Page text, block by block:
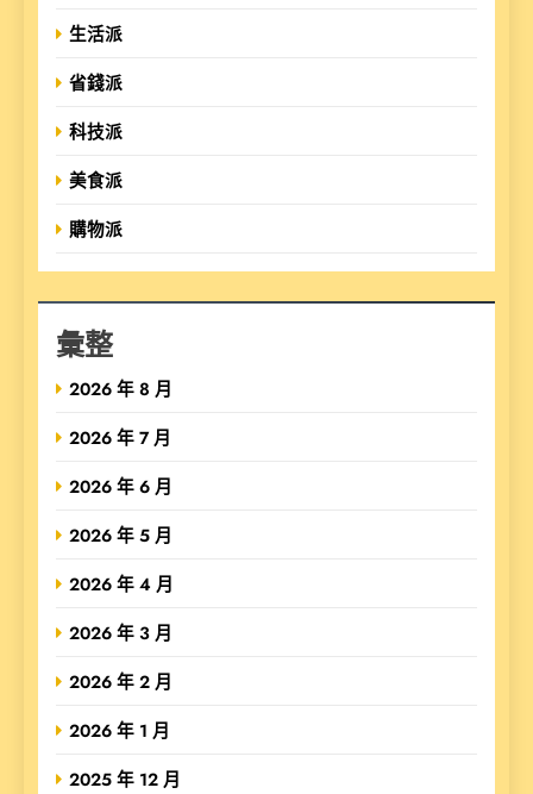
生活派
省錢派
科技派
美食派
購物派
彙整
2026 年 8 月
2026 年 7 月
2026 年 6 月
2026 年 5 月
2026 年 4 月
2026 年 3 月
2026 年 2 月
2026 年 1 月
2025 年 12 月